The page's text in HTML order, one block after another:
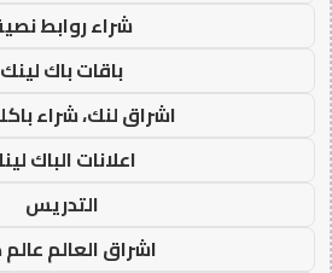
شراء روابط
باقات باك لينك
اشراق لنك، شراء
اعلانات الباك
التدريس
اشراق العالم عالم